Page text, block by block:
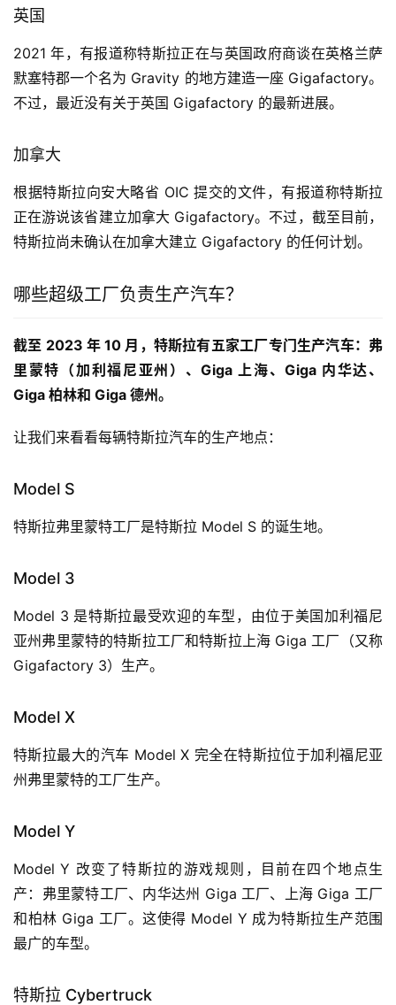
英国
2021 年，有报道称特斯拉正在与英国政府商谈在英格兰萨
默塞特郡一个名为 Gravity 的地方建造一座 Gigafactory。
不过，最近没有关于英国 Gigafactory 的最新进展。
加拿大
根据特斯拉向安大略省 OIC 提交的文件，有报道称特斯拉
正在游说该省建立加拿大 Gigafactory。不过，截至目前，
特斯拉尚未确认在加拿大建立 Gigafactory 的任何计划。
哪些超级工厂负责生产汽车？
截至 2023 年 10 月，特斯拉有五家工厂专门生产汽车：弗
里蒙特（加利福尼亚州）、Giga 上海、Giga 内华达、
Giga 柏林和 Giga 德州。
让我们来看看每辆特斯拉汽车的生产地点：
Model S
特斯拉弗里蒙特工厂是特斯拉 Model S 的诞生地。
Model 3
Model 3 是特斯拉最受欢迎的车型，由位于美国加利福尼
亚州弗里蒙特的特斯拉工厂和特斯拉上海 Giga 工厂（又称
Gigafactory 3）生产。
Model X
特斯拉最大的汽车 Model X 完全在特斯拉位于加利福尼亚
州弗里蒙特的工厂生产。
Model Y
Model Y 改变了特斯拉的游戏规则，目前在四个地点生
产：弗里蒙特工厂、内华达州 Giga 工厂、上海 Giga 工厂
和柏林 Giga 工厂。这使得 Model Y 成为特斯拉生产范围
最广的车型。
特斯拉 Cybertruck